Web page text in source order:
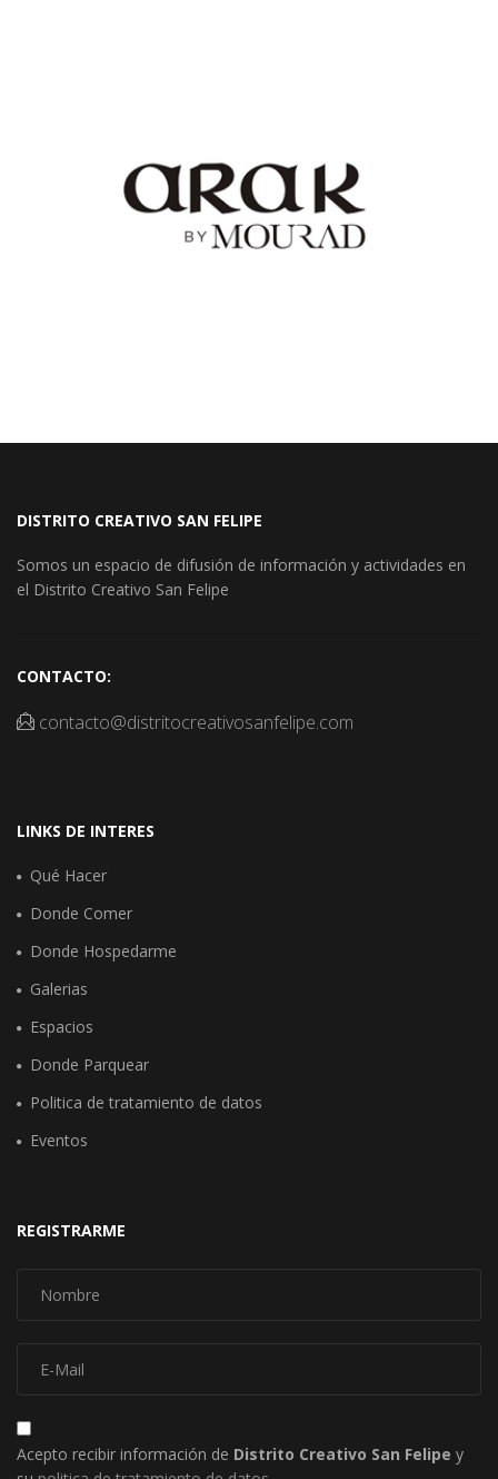
DISTRITO CREATIVO SAN FELIPE
Somos un espacio de difusión de información y actividades en
el Distrito Creativo San Felipe
CONTACTO:
contacto@distritocreativosanfelipe.com
LINKS DE INTERES
Qué Hacer
Donde Comer
Donde Hospedarme
Galerias
Espacios
Donde Parquear
Politica de tratamiento de datos
Eventos
REGISTRARME
Acepto recibir información de Distrito Creativo San Felipe y